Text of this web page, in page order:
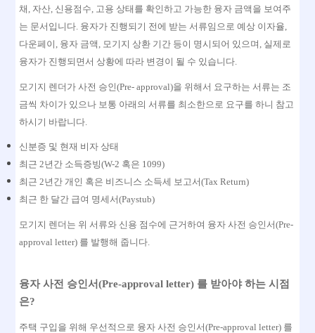
채 , 자산, 신용점수, 고용 상태를 확인하고 가능한 융자 금액을 보여주
는 문서입니다. 융자가 진행되기 전에 받는 서류임으로 예상 이자율,
다운페이 , 융자 금액 , 모기지 상환 기간 등이 명시되어 있으며 , 실제로
융자가 진행되면서 상황에 따라 변경이 될 수 있습니다.
모기지 렌더가 사전 승인(Pre- approval)을 위해서 요구하는 서류는 조
금씩 차이가 있으나 보통 아래의 서류를 최소한으로 요구를 하니 참고
하시기 바랍니다.
신분증 및 현재 비자 상태
최근2년간 소득증빙(W-2 혹은 1099)
최근2년간 개인 혹은 비즈니스 소득세 보고서(Tax Return)
최근 한 달간 급여 명세서(Paystub)
모기지 렌더는 위 서류와 신용 점수에 근거하여 융자 사전 승인서(Pre-
approval letter) 를 발행해 줍니다
융자 사전 승인서(Pre-approval letter) 를 받아야 하는 시점
은?
주택 구입을 위해 우선적으로 융자 사전 승인서(Pre-approval letter) 를